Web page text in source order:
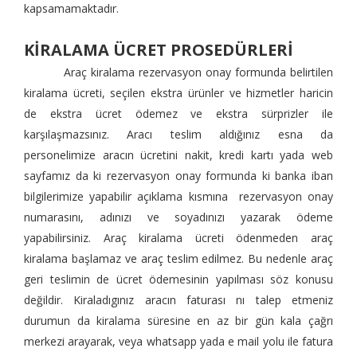
kapsamamaktadır.
KİRALAMA ÜCRET PROSEDÜRLERİ
Araç kiralama rezervasyon onay formunda belirtilen
kiralama ücreti, seçilen ekstra ürünler ve hizmetler haricin
de ekstra ücret ödemez ve ekstra sürprizler ile
karşılaşmazsınız. Aracı teslim aldığınız esna da
personelimize aracın ücretini nakit, kredi kartı yada web
sayfamız da ki rezervasyon onay formunda ki banka iban
bilgilerimize yapabilir açıklama kısmına rezervasyon onay
numarasını, adınızı ve soyadınızı yazarak ödeme
yapabilirsiniz. Araç kiralama ücreti ödenmeden araç
kiralama başlamaz ve araç teslim edilmez. Bu nedenle araç
geri teslimin de ücret ödemesinin yapılması söz konusu
değildir. Kiraladıgınız aracın faturası nı talep etmeniz
durumun da kiralama süresine en az bir gün kala çağrı
merkezi arayarak, veya whatsapp yada e mail yolu ile fatura